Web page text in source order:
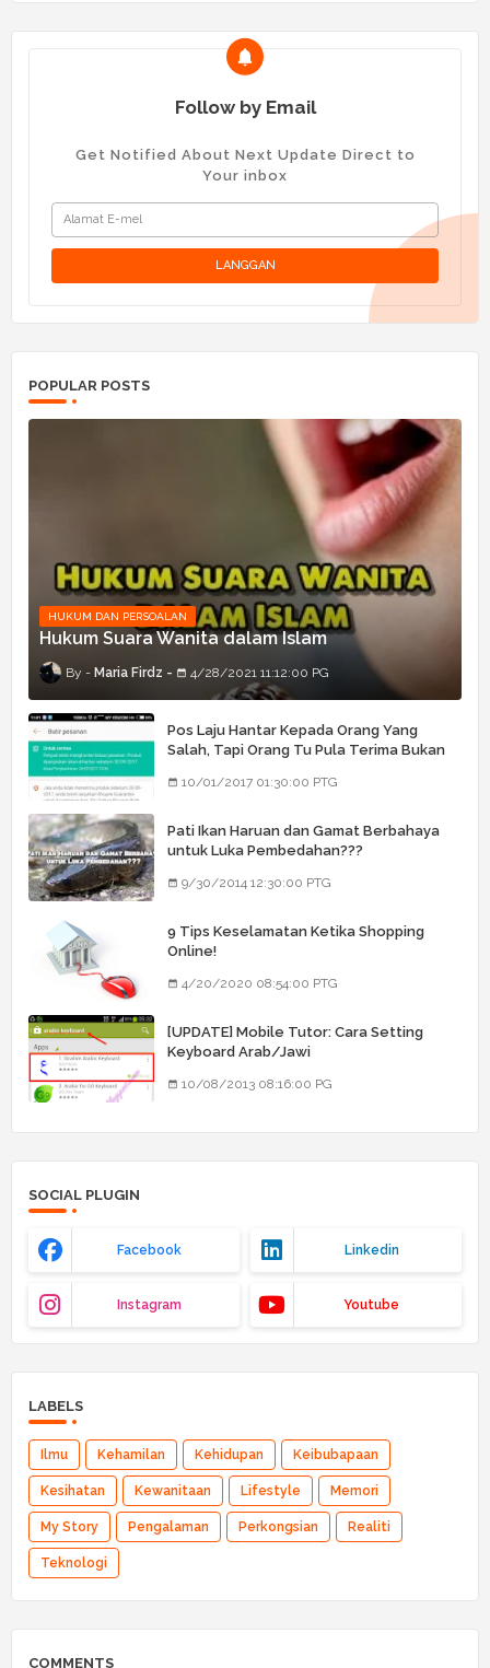
Follow by Email
Get Notified About Next Update Direct to
Your inbox
POPULAR POSTS
HUKUM DAN PERSOALAN
Hukum Suara Wanita dalam Islam
Maria Firdz 4/28/2021 11:12:00 PG
Pos Laju Hantar Kepada Orang Yang
Salah, Tapi Orang Tu Pula Terima Bukan
10/01/2017 01:30:00 PTG
Pati Ikan Haruan dan Gamat Berbahaya
untuk Luka Pembedahan???
9/30/2014 12:30:00 PTG
9 Tips Keselamatan Ketika Shopping
Online!
4/20/2020 08:54:00 PTG
[UPDATE] Mobile Tutor: Cara Setting
Keyboard Arab/Jawi
10/08/2013 08:16:00 PG
SOCIAL PLUGIN
Facebook Linkedin
Instagram Youtube
LABELS
Ilmu Kehamilan Kehidupan Keibubapaan
Kesihatan Kewanitaan Lifestyle Memori
My Story Pengalaman Perkongsian Realiti
Teknologi
COMMENTS